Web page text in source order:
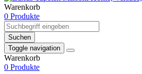
Warenkorb
0 Produkte
Suchen
Toggle navigation
Warenkorb
0 Produkte